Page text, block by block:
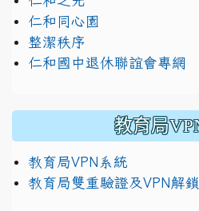
仁和同心園
整潔秩序
仁和國中退休聯誼會專網
教育局
教育局VPN系統
教育局雙重驗證及VPN解